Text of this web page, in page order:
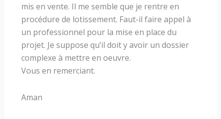
mis en vente. Il me semble que je rentre en
procédure de lotissement. Faut-il faire appel à
un professionnel pour la mise en place du
projet. Je suppose qu’il doit y avoir un dossier
complexe à mettre en oeuvre.
Vous en remerciant.
Aman